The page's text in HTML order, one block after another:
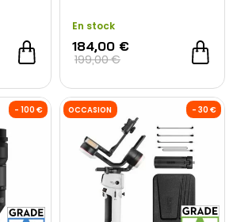
En stock
184,00 €
199,00 €